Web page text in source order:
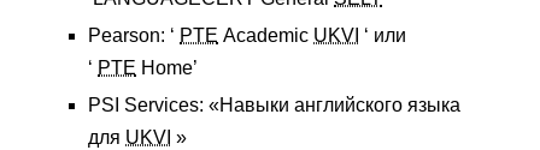
Pearson: ‘ PTE Academic UKVI ‘ или
‘ PTE Home’
PSI Services: «Навыки английского языка
для UKVI »